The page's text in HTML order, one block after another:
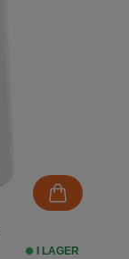
I LAGER